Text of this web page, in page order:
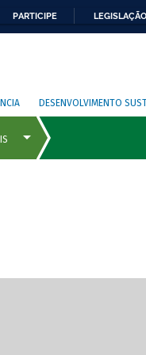
PARTICIPE LEGISLAÇÃO
DESENVOLVIMENTO
de